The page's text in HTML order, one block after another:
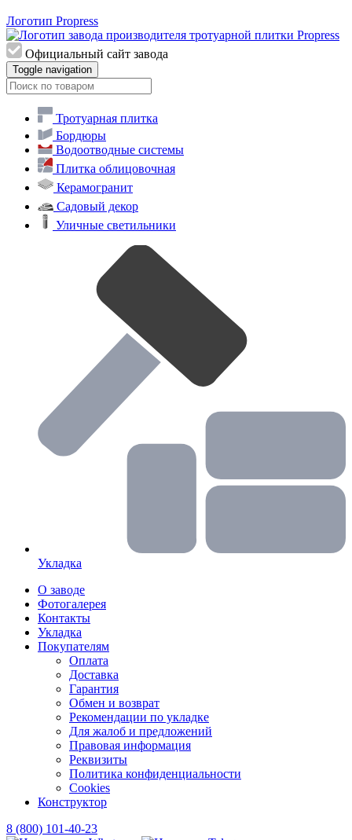
Логотип Propress
Официальный сайт завода
Toggle navigation
Тротуарная плитка
Бордюры
Водоотводные системы
Плитка облицовочная
Керамогранит
Садовый декор
Уличные светильники
Укладка
О заводе
Фотогалерея
Контакты
Укладка
Покупателям
Оплата
Доставка
Гарантия
Обмен и возврат
Рекомендации по укладке
Для жалоб и предложений
Правовая информация
Реквизиты
Политика конфиденциальности
Cookies
Конструктор
8 (800) 101-40-23